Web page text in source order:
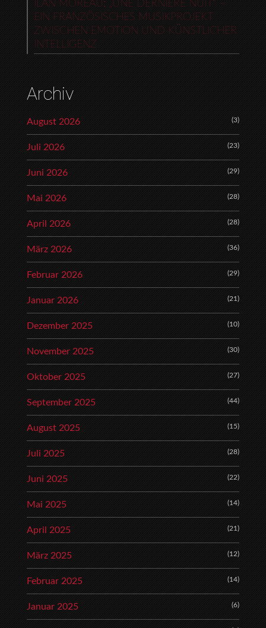
ILAN MOREAU: „UNE DERNIÈRE NUIT“ –
EIN FRANZÖSISCHES MUSIKPROJEKT
ZWISCHEN EMOTION UND KÜNSTLICHER
INTELLIGENZ
Archiv
August 2026 (3)
Juli 2026 (23)
Juni 2026 (29)
Mai 2026 (28)
April 2026 (28)
März 2026 (36)
Februar 2026 (29)
Januar 2026 (21)
Dezember 2025 (10)
November 2025 (30)
Oktober 2025 (27)
September 2025 (44)
August 2025 (15)
Juli 2025 (28)
Juni 2025 (22)
Mai 2025 (14)
April 2025 (21)
März 2025 (12)
Februar 2025 (14)
Januar 2025 (6)